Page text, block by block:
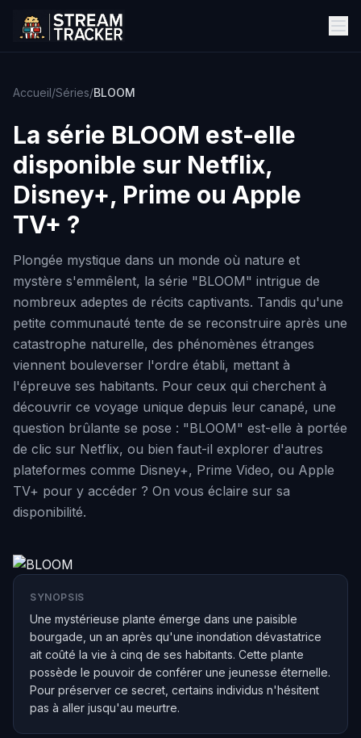
Accueil/Séries/BLOOM
La série BLOOM est-elle
disponible sur Netflix,
Disney+, Prime ou Apple
TV+ ?
Plongée mystique dans un monde où nature et
mystère s'emmêlent, la série "BLOOM" intrigue de
nombreux adeptes de récits captivants. Tandis qu'une
petite communauté tente de se reconstruire après une
catastrophe naturelle, des phénomènes étranges
viennent bouleverser l'ordre établi, mettant à
l'épreuve ses habitants. Pour ceux qui cherchent à
découvrir ce voyage unique depuis leur canapé, une
question brûlante se pose : "BLOOM" est-elle à portée
de clic sur Netflix, ou bien faut-il explorer d'autres
plateformes comme Disney+, Prime Video, ou Apple
TV+ pour y accéder ? On vous éclaire sur sa
disponibilité.
SYNOPSIS
Une mystérieuse plante émerge dans une paisible
bourgade, un an après qu'une inondation dévastatrice
ait coûté la vie à cinq de ses habitants. Cette plante
possède le pouvoir de conférer une jeunesse éternelle.
Pour préserver ce secret, certains individus n'hésitent
pas à aller jusqu'au meurtre.